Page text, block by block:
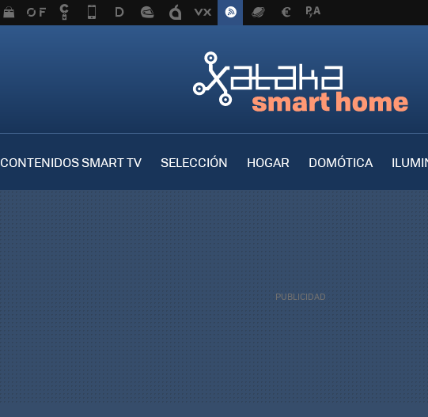
CONTENIDOS SMART TV SELECCIÓN HOGAR DOMÓTICA